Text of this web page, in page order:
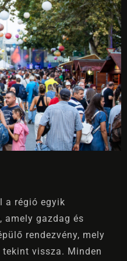
a régió egyik
amely gazdag és
rendezvény, mely
vissza. Minden